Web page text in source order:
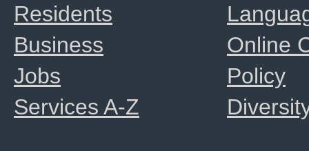
Online
Policy
Residents
Business
Jobs
Services A-Z